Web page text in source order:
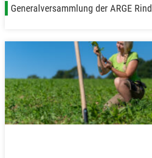
Generalversammlung der ARGE Rind